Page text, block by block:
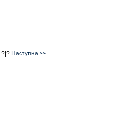
?|? Наступна >>